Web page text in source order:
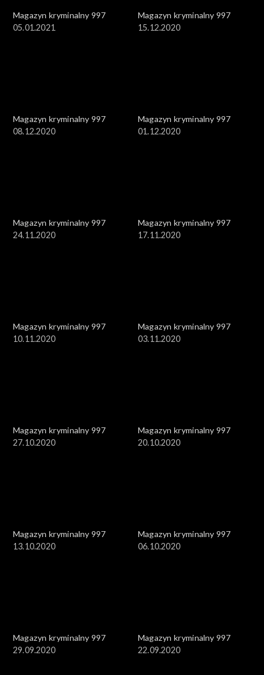
Magazyn kryminalny 997
05.01.2021
Magazyn kryminalny 997
15.12.2020
Magazyn kryminalny 997
08.12.2020
Magazyn kryminalny 997
01.12.2020
Magazyn kryminalny 997
24.11.2020
Magazyn kryminalny 997
17.11.2020
Magazyn kryminalny 997
10.11.2020
Magazyn kryminalny 997
03.11.2020
Magazyn kryminalny 997
27.10.2020
Magazyn kryminalny 997
20.10.2020
Magazyn kryminalny 997
13.10.2020
Magazyn kryminalny 997
06.10.2020
Magazyn kryminalny 997
29.09.2020
Magazyn kryminalny 997
22.09.2020